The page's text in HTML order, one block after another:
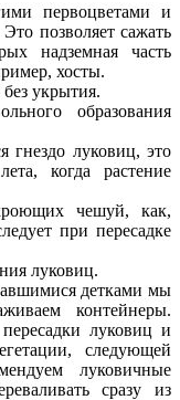
первоцветами и
позволяет сажать
надземная часть
хосты.
укрытия.
образования
гнездо луковиц, это
когда растение
чешуй, как,
при пересадке
луковиц.
детками мы
контейнеры.
луковиц и
следующей
луковичные
сразу из